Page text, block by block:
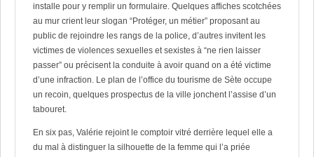
installe pour y remplir un formulaire. Quelques affiches scotchées
au mur crient leur slogan “Protéger, un métier” proposant au
public de rejoindre les rangs de la police, d’autres invitent les
victimes de violences sexuelles et sexistes à “ne rien laisser
passer” ou précisent la conduite à avoir quand on a été victime
d’une infraction. Le plan de l’office du tourisme de Sète occupe
un recoin, quelques prospectus de la ville jonchent l’assise d’un
tabouret.
En six pas, Valérie rejoint le comptoir vitré derrière lequel elle a
du mal à distinguer la silhouette de la femme qui l’a priée